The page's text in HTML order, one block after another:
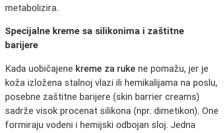
metabolizira.
Specijalne kreme sa silikonima i zaštitne
barijere
Kada uobičajene kreme za ruke ne pomažu, jer je
koža izložena stalnoj vlazi ili hemikalijama na poslu,
posebne zaštitne barijere (skin barrier creams)
sadrže visok procenat silikona (npr. dimetikon). One
formiraju vodeni i hemijski odbojan sloj. Jedna